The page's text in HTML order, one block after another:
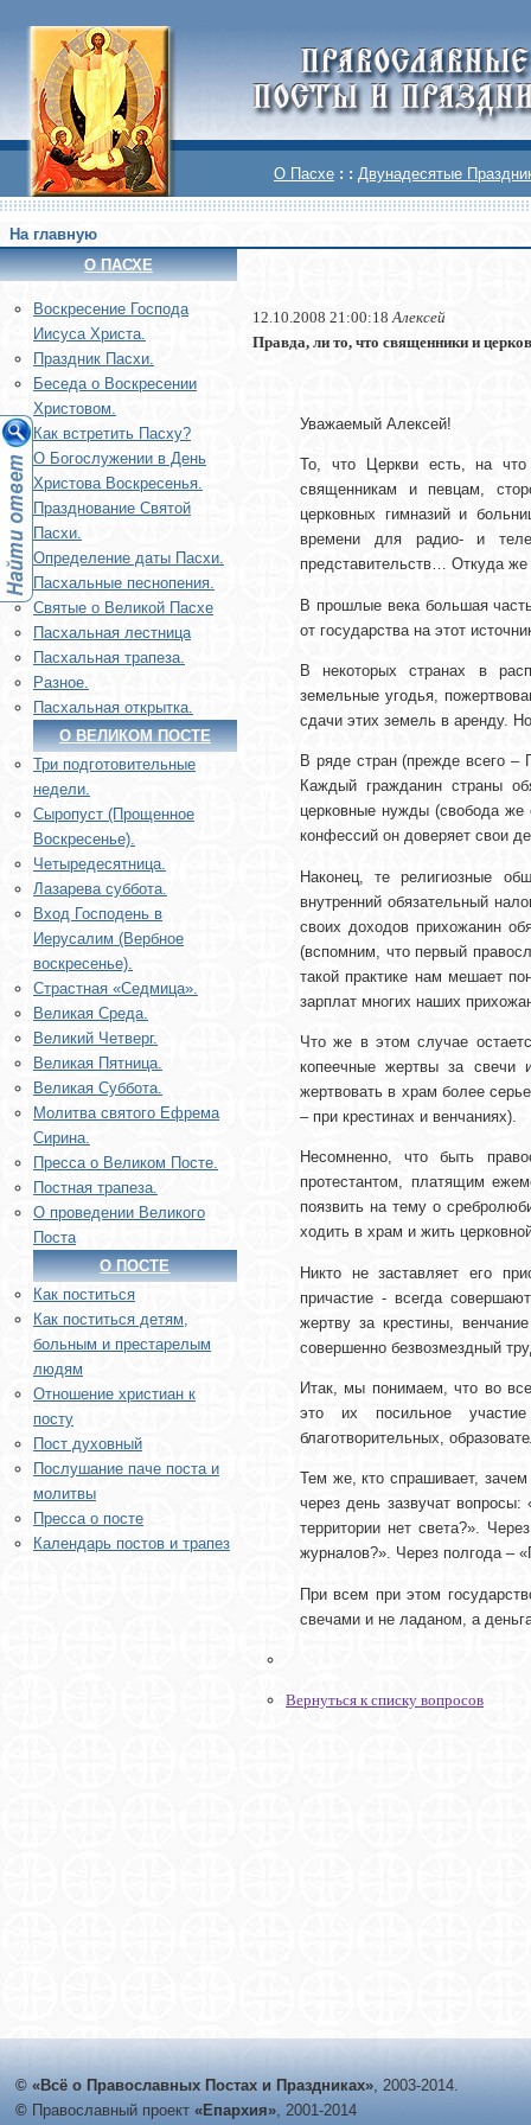
О Пасхе : : Двунадесятые
На главную
О ПАСХЕ
Воскреcение Господа
Иисуса Христа.
Праздник Пасхи.
Беседа о Воскресении
Христовом.
Как встретить Пасху?
О Богослужении в День
Христова Воскресенья.
Празднование Святой
Пасхи.
Определение даты Пасхи.
Пасхальные песнопения.
Святые о Великой Пасхе
Пасхальная лестница
Пасхальная трапеза.
Разное.
Пасхальная открытка.
О ВЕЛИКОМ ПОСТЕ
Три подготовительные
недели.
Сыропуст (Прощенное
Воскресенье).
Четыредесятница.
Лазарева суббота.
Вход Господень в
Иерусалим (Вербное
воскресенье).
Страстная «Седмица».
Великая Среда.
Великий Четверг.
Великая Пятница.
Великая Суббота.
Молитва святого Ефрема
Сирина.
Пресса о Великом Посте.
Постная трапеза.
О проведении Великого
Поста
О ПОСТЕ
Как поститься
Как поститься детям,
больным и престарелым
людям
Отношение христиан к
посту
Пост духовный
Послушание паче поста и
молитвы
Пресса о посте
Календарь постов и трапез
12.10.2008 21:00:18Алексей
Правда, ли то, что священники и
Уважаемый Алексей!
То, что Церкви есть, на что
священникам и певцам,
церковных гимназий и
времени для радио- и
представительств… Откуда
В прошлые века большая
от государства на этот
В некоторых странах в
земельные угодья,
сдачи этих земель в аренду.
В ряде стран (прежде всего –
Каждый гражданин страны
церковные нужды (свобода же
конфессий он доверяет свои
Наконец, те религиозные
внутренний обязательный
своих доходов прихожанин
(вспомним, что первый
такой практике нам мешает
зарплат многих наших
Что же в этом случае
копеечные жертвы за
жертвовать в храм более
– при крестинах и венчаниях).
Несомненно, что быть
протестантом, платящим
поязвить на тему о
ходить в храм и жить
Никто не заставляет его
причастие - всегда
жертву за крестины,
совершенно безвозмездный
Итак, мы понимаем, что во
это их посильное
благотворительных,
Тем же, кто спрашивает,
через день зазвучат
территории нет света?».
журналов?». Через полгода –
При всем при этом
свечами и не ладаном, а
Вернуться к списку вопросов
© «Всё о Православных Постах и Праздниках», 2003-2014.
© Православный проект «Епархия», 2001-2014